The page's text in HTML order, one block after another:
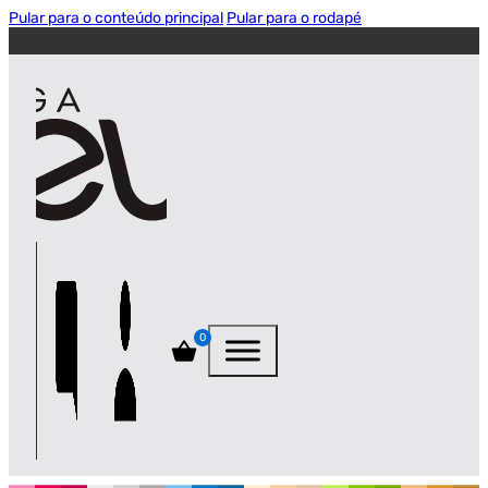
Pular para o conteúdo principal Pular para o rodapé
0